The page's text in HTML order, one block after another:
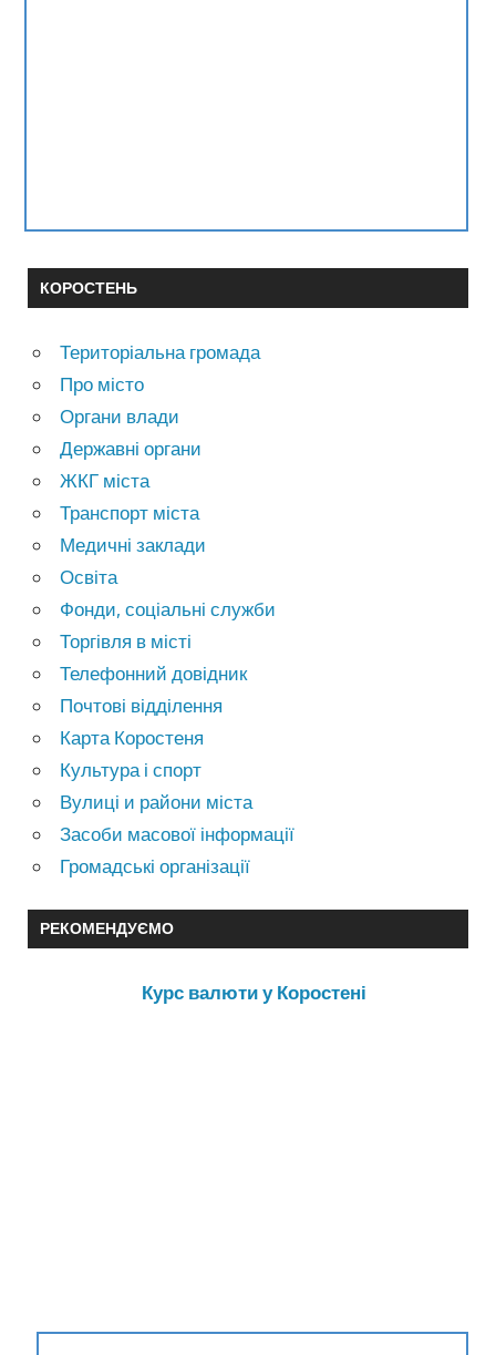
КОРОСТЕНЬ
Територіальна громада
Про місто
Органи влади
Державні органи
ЖКГ міста
Транспорт міста
Медичні заклади
Освіта
Фонди, соціальні служби
Торгівля в місті
Телефонний довідник
Почтові відділення
Карта Коростеня
Культура і спорт
Вулиці и райони міста
Засоби масової інформації
Громадські організації
РЕКОМЕНДУЄМО
Курс валюти у Коростені